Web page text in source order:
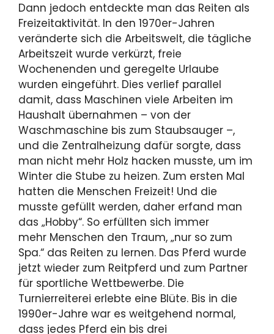
Dann jedoch entdeckte man das Reiten als
Freizeitaktivität. In den 1970er-Jahren
veränderte sich die Arbeitswelt, die tägliche
Arbeitszeit wurde verkürzt, freie
Wochenenden und geregelte Urlaube
wurden eingeführt. Dies verlief parallel
damit, dass Maschinen viele Arbeiten im
Haushalt übernahmen – von der
Waschmaschine bis zum Staubsauger –,
und die Zentralheizung dafür sorgte, dass
man nicht mehr Holz hacken musste, um im
Winter die Stube zu heizen. Zum ersten Mal
hatten die Menschen Freizeit! Und die
musste gefüllt werden, daher erfand man
das „Hobby“. So erfüllten sich immer
mehr Menschen den Traum, „nur so zum
Spa.“ das Reiten zu lernen. Das Pferd wurde
jetzt wieder zum Reitpferd und zum Partner
für sportliche Wettbewerbe. Die
Turnierreiterei erlebte eine Blüte. Bis in die
1990er-Jahre war es weitgehend normal,
dass jedes Pferd ein bis drei